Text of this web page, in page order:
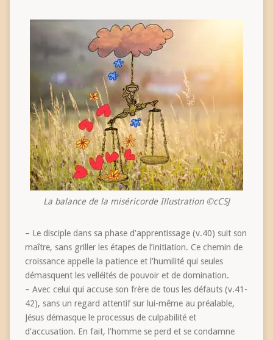
La balance de la miséricorde Illustration ©cCSJ
– Le disciple dans sa phase d’apprentissage (v.40) suit son
maître, sans griller les étapes de l’initiation. Ce chemin de
croissance appelle la patience et l’humilité qui seules
démasquent les velléités de pouvoir et de domination.
– Avec celui qui accuse son frère de tous les défauts (v.41-
42), sans un regard attentif sur lui-même au préalable,
Jésus démasque le processus de culpabilité et
d’accusation. En fait, l’homme se perd et se condamne